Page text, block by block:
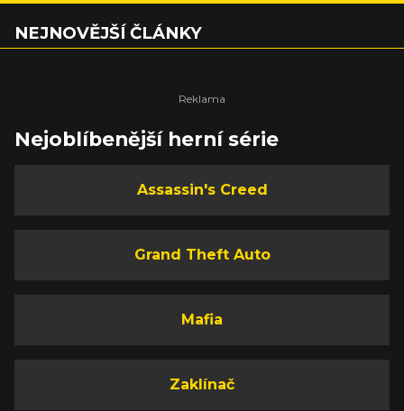
NEJNOVĚJŠÍ ČLÁNKY
Nejoblíbenější herní série
Assassin's Creed
Grand Theft Auto
Mafia
Zaklínač